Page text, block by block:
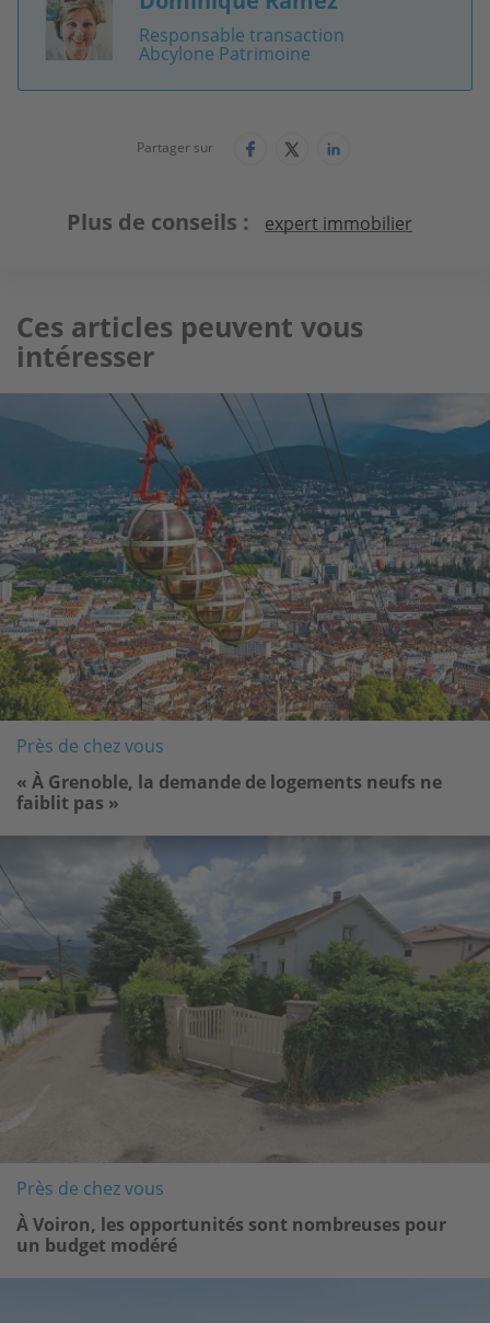
Responsable transaction
Abcylone Patrimoine
Partager sur
Plus de conseils expert immobilier
Ces articles peuvent vous
intéresser
Près de chez vous
« À Grenoble, la demande de logements neufs ne
faiblit pas »
Près de chez vous
À Voiron, les opportunités sont nombreuses pour
un budget modéré
Image